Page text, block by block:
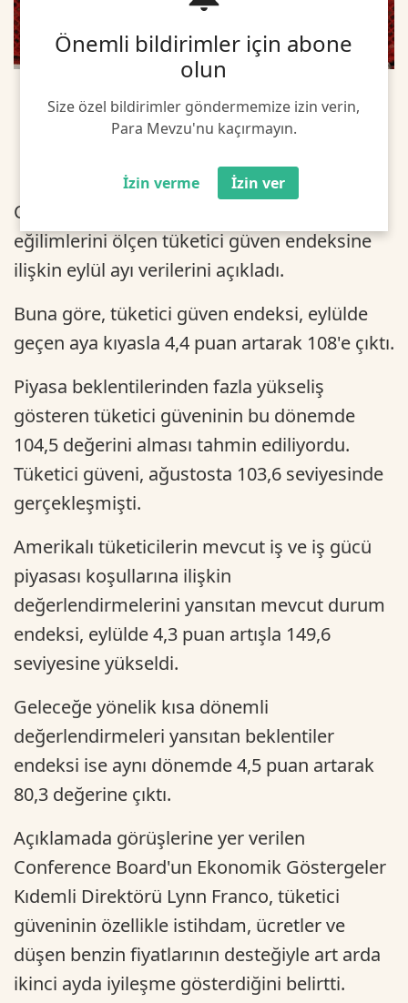
Önemli bildirimler için abone
olun
Size özel bildirimler göndermemize izin verin,
Para Mevzu'nu kaçırmayın.
İzin verme İzin ver
Conference Board, Amerikalı tüketicilerin
eğilimlerini ölçen tüketici güven endeksine
ilişkin eylül ayı verilerini açıkladı.
Buna göre, tüketici güven endeksi, eylülde
geçen aya kıyasla 4,4 puan artarak 108'e çıktı.
Piyasa beklentilerinden fazla yükseliş
gösteren tüketici güveninin bu dönemde
104,5 değerini alması tahmin ediliyordu.
Tüketici güveni, ağustosta 103,6 seviyesinde
gerçekleşmişti.
Amerikalı tüketicilerin mevcut iş ve iş gücü
piyasası koşullarına ilişkin
değerlendirmelerini yansıtan mevcut durum
endeksi, eylülde 4,3 puan artışla 149,6
seviyesine yükseldi.
Geleceğe yönelik kısa dönemli
değerlendirmeleri yansıtan beklentiler
endeksi ise aynı dönemde 4,5 puan artarak
80,3 değerine çıktı.
Açıklamada görüşlerine yer verilen
Conference Board'un Ekonomik Göstergeler
Kıdemli Direktörü Lynn Franco, tüketici
güveninin özellikle istihdam, ücretler ve
düşen benzin fiyatlarının desteğiyle art arda
ikinci ayda iyileşme gösterdiğini belirtti.